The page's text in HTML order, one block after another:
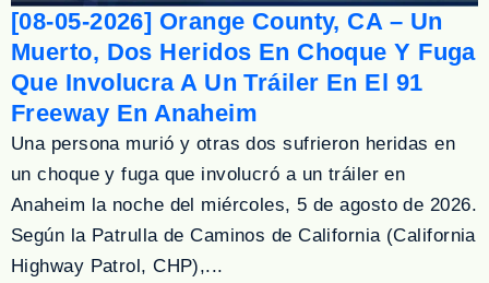
[08-05-2026] Orange County, CA – Un
Muerto, Dos Heridos En Choque Y Fuga
Que Involucra A Un Tráiler En El 91
Freeway En Anaheim
Una persona murió y otras dos sufrieron heridas en
un choque y fuga que involucró a un tráiler en
Anaheim la noche del miércoles, 5 de agosto de 2026.
Según la Patrulla de Caminos de California (California
Highway Patrol, CHP),...